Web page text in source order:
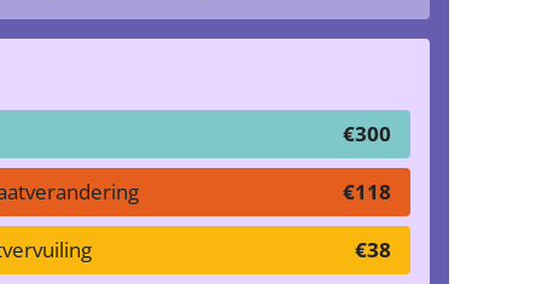
€300
€118
€38